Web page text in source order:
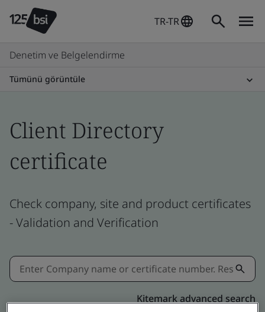
TR-TR
Denetim ve Belgelendirme
Tümünü görüntüle
Client Directory
certificate
Check company, site and product certificates
- Validation and Verification
Kitemark advanced search